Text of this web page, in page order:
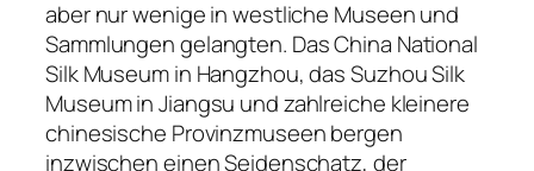
aber nur wenige in westliche Museen und
Sammlungen gelangten. Das China National
Silk Museum in Hangzhou, das Suzhou Silk
Museum in Jiangsu und zahlreiche kleinere
chinesische Provinzmuseen bergen
inzwischen einen Seidenschatz, der